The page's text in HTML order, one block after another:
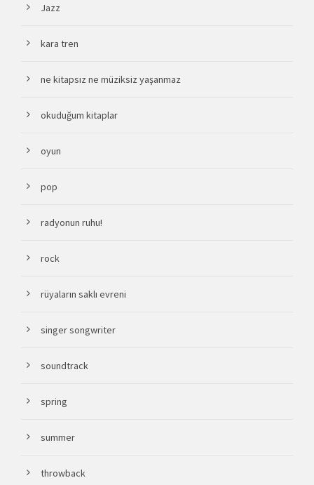
Jazz
kara tren
ne kitapsız ne müziksiz yaşanmaz
okuduğum kitaplar
oyun
pop
radyonun ruhu!
rock
rüyaların saklı evreni
singer songwriter
soundtrack
spring
summer
throwback